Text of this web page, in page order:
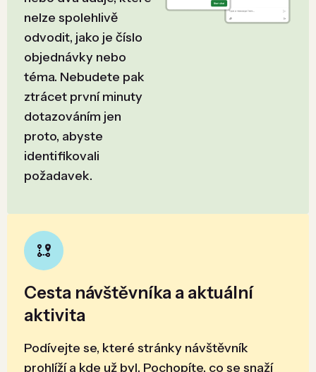
nelze spolehlivě
odvodit, jako je číslo
objednávky nebo
téma. Nebudete pak
ztrácet první minuty
dotazováním jen
proto, abyste
identifikovali
požadavek.
Cesta návštěvníka a aktuální
aktivita
Podívejte se, které stránky návštěvník
prohlíží a kde už byl. Pochopíte, co se snaží